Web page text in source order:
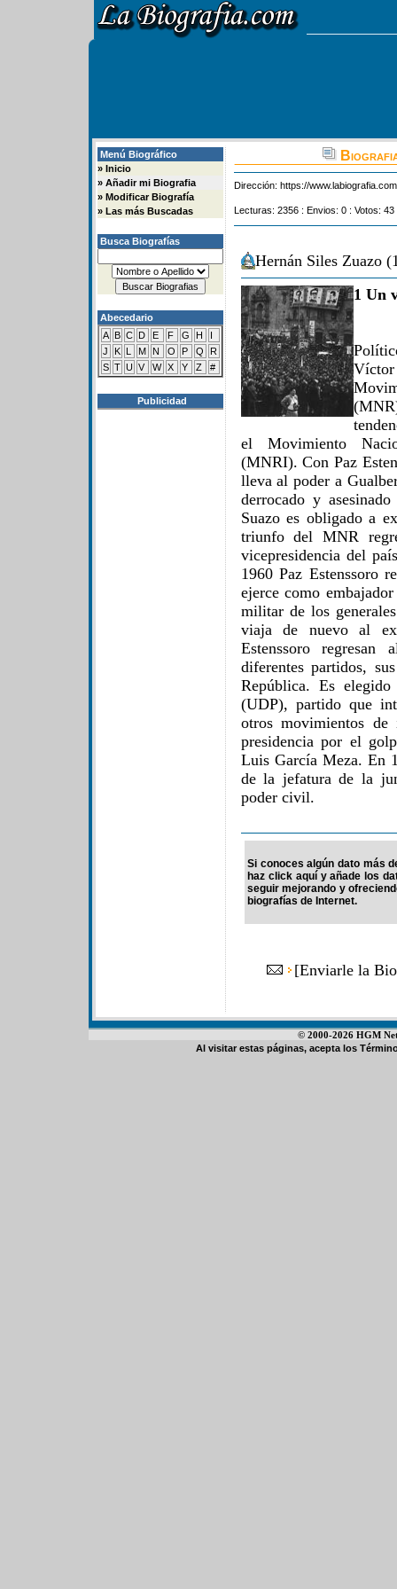
Menú Biográfico
» Inicio
» Añadir mi Biografia
» Modificar Biografía
» Las más Buscadas
Busca Biografías
Abecedario
A B C D E F G H
I
J
K L M N O P Q
R
S T U V W X Y Z #
Publicidad
Dirección: https://
Lecturas: 2356 : Envios: 0 : Votos:
Hernán Siles Zuazo
1 Un
el Movimiento
(MNRI). Con Paz
lleva al poder a
derrocado y
Suazo es obligado a
triunfo del MNR
vicepresidencia del
1960 Paz Estenssoro
ejerce como
militar de los
viaja de nuevo al
Estenssoro
diferentes partidos,
República. Es
(UDP), partido que
otros movimientos
presidencia por el
Luis García Meza. En
de la jefatura de la
poder civil.
Si conoces algún dato más
haz click aquí y añade los
seguir mejorando y
biografías de Internet.
[Enviarle la
© 2000-2026 HGM
Al visitar estas páginas, acepta los